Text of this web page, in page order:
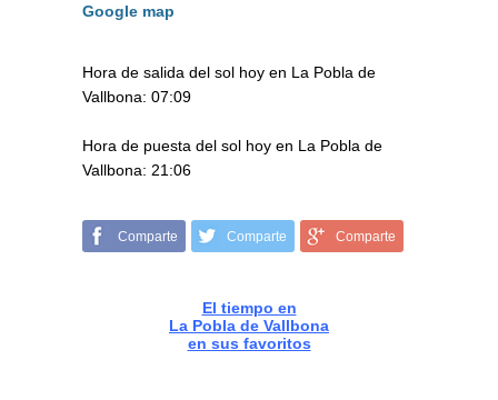
Google map
Hora de salida del sol hoy en La Pobla de
Vallbona: 07:09
Hora de puesta del sol hoy en La Pobla de
Vallbona: 21:06
Comparte Comparte Comparte
El tiempo en
La Pobla de Vallbona
en sus favoritos